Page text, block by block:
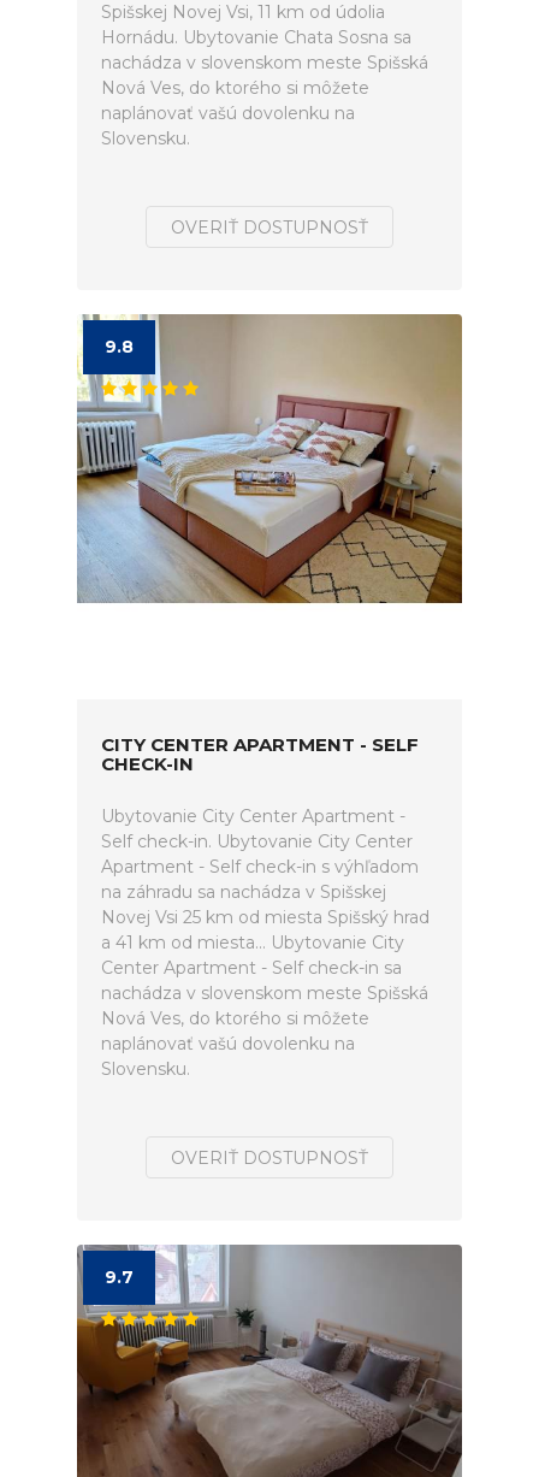
Spišskej Novej Vsi, 11 km od údolia
Hornádu. Ubytovanie Chata Sosna sa
nachádza v slovenskom meste Spišská
Nová Ves, do ktorého si môžete
naplánovať vašú dovolenku na
Slovensku.
OVERIŤ DOSTUPNOSŤ
9.8
CITY CENTER APARTMENT - SELF
CHECK-IN
Ubytovanie City Center Apartment -
Self check-in. Ubytovanie City Center
Apartment - Self check-in s výhľadom
na záhradu sa nachádza v Spišskej
Novej Vsi 25 km od miesta Spišský hrad
a 41 km od miesta... Ubytovanie City
Center Apartment - Self check-in sa
nachádza v slovenskom meste Spišská
Nová Ves, do ktorého si môžete
naplánovať vašú dovolenku na
Slovensku.
OVERIŤ DOSTUPNOSŤ
9.7